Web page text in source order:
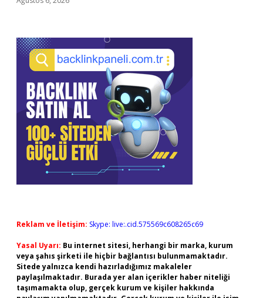
Reklam ve İletişim: Skype: live:.cid.575569c608265c69
Yasal Uyarı: Bu internet sitesi, herhangi bir marka, kurum
veya şahıs şirketi ile hiçbir bağlantısı bulunmamaktadır.
Sitede yalnızca kendi hazırladığımız makaleler
paylaşılmaktadır. Burada yer alan içerikler haber niteliği
taşımamakta olup, gerçek kurum ve kişiler hakkında